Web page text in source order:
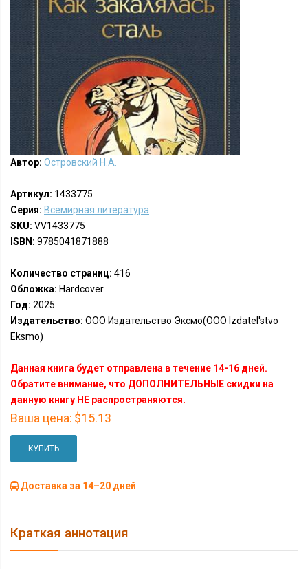
Автор: Островский Н.А.
Артикул: 1433775
Серия: Всемирная литература
SKU: VV1433775
ISBN: 9785041871888
Количество страниц: 416
Обложка: Hardcover
Год: 2025
Издательство: ООО Издательство Эксмо(OOO Izdatel'stvo
Eksmo)
Данная книга будет отправлена в течение 14-16 дней.
Обратите внимание, что ДОПОЛНИТЕЛЬНЫЕ скидки на
данную книгу НЕ распространяются.
Ваша цена: $15.13
КУПИТЬ
Доставка за 14–20 дней
Краткая аннотация